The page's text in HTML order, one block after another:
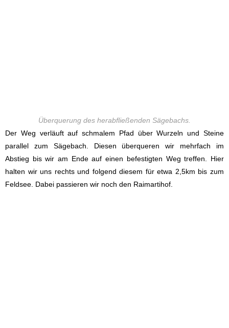
Überquerung des herabfließenden Sägebachs.
Der Weg verläuft auf schmalem Pfad über Wurzeln und Steine
parallel zum Sägebach. Diesen überqueren wir mehrfach im
Abstieg bis wir am Ende auf einen befestigten Weg treffen. Hier
halten wir uns rechts und folgend diesem für etwa 2,5km bis zum
Feldsee. Dabei passieren wir noch den Raimartihof.